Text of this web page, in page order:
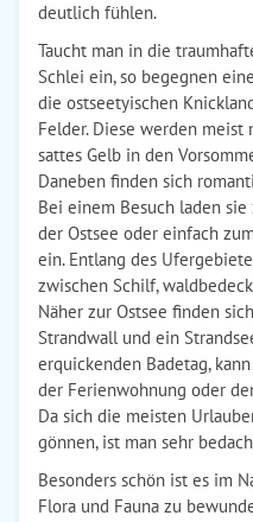
deutlich fühlen.
Taucht man in die
Schlei ein, so begegnen
die ostseetyischen
Felder. Diese werden meist
sattes Gelb in den
Daneben finden sich
Bei einem Besuch laden
der Ostsee oder einfach
ein. Entlang des
zwischen Schilf,
Näher zur Ostsee finden
Strandwall und ein
erquickenden Badetag,
der Ferienwohnung oder
Da sich die meisten
gönnen, ist man sehr
Besonders schön ist es im
Flora und Fauna zu